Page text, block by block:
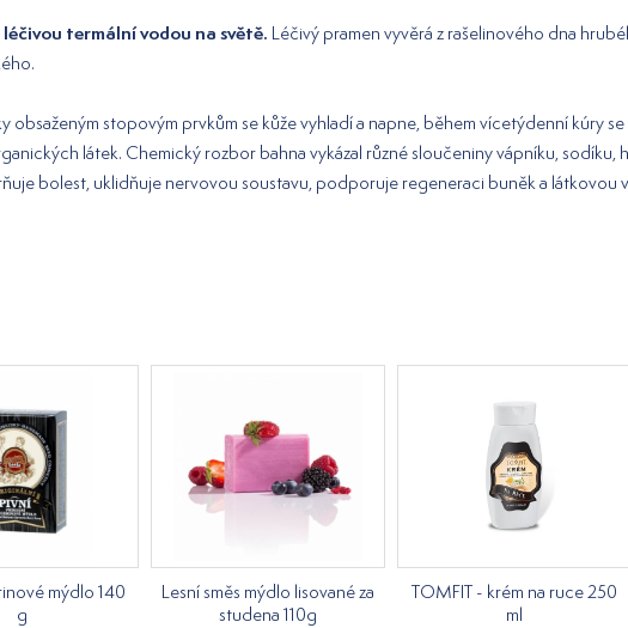
termální vodou na světě. Léčivý pramen vyvěrá z rašelinového dna
obsaženým stopovým prvkům se kůže vyhladí a napne, během vícetýdenní kúry se
látek. Chemický rozbor bahna vykázal různé sloučeniny vápníku, sodíku,
bolest, uklidňuje nervovou soustavu, podporuje regeneraci buněk a látkovou
mýdlo 140
g
Lesní směs mýdlo lisované za
studena 110g
TOMFIT - krém na ruce 250
ml